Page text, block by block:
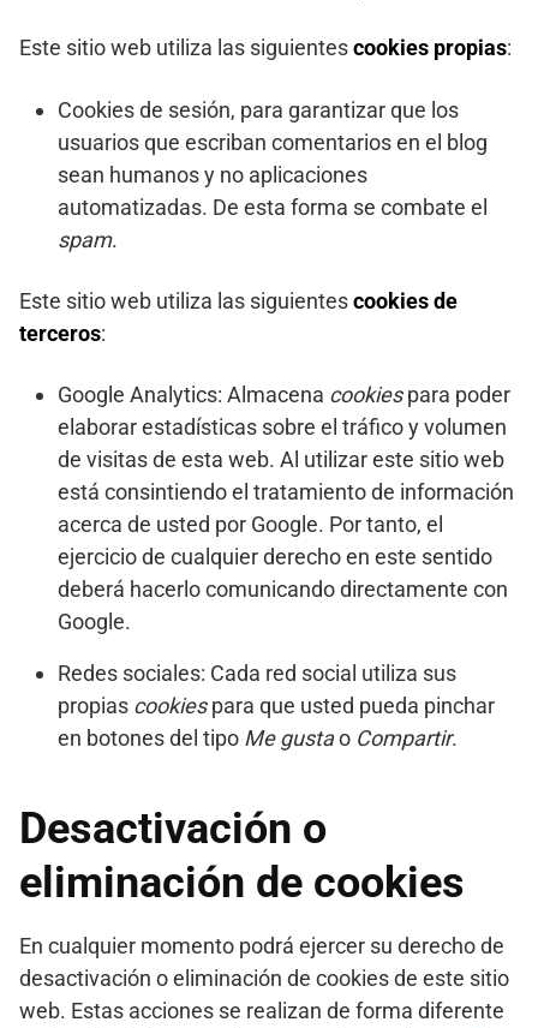
Este sitio web utiliza las siguientescookies propias:
Cookies de sesión, para garantizar que los
usuarios que escriban comentarios en el blog
sean humanos y no aplicaciones
automatizadas. De esta forma se combate el
spam.
Este sitio web utiliza las siguientescookies de
terceros:
Google Analytics: Almacena cookiespara poder
elaborar estadísticas sobre el tráfico y volumen
de visitas de esta web. Al utilizar este sitio web
está consintiendo el tratamiento de información
acerca de usted por Google. Por tanto, el
ejercicio de cualquier derecho en este sentido
deberá hacerlo comunicando directamente con
Google.
Redes sociales: Cada red social utiliza sus
propias cookiespara que usted pueda pinchar
en botones del tipo Me gustao Compartir.
Desactivación o
eliminación de cookies
En cualquier momento podrá ejercer su derecho de
desactivación o eliminación de cookies de este sitio
web. Estas acciones se realizan de forma diferente